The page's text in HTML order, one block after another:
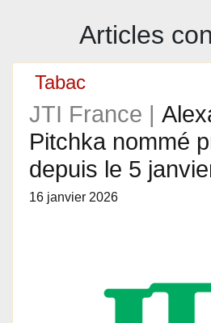
Articles
Tabac
JTI France |
Pitchka nommé
depuis le 5
16 janvier 2026